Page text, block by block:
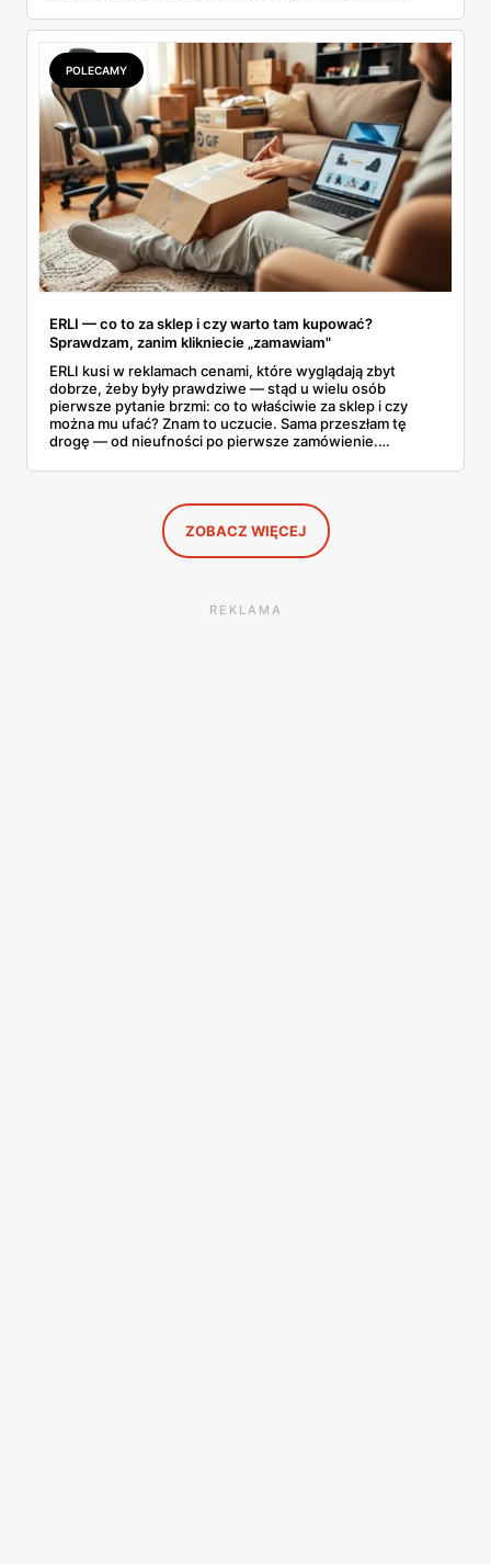
leżaki, grille i baseny. Do tego podpowiadam, jak odróżnić
prawdziwą obniżkę od pozornej.
POLECAMY
ERLI — co to za sklep i czy warto tam kupować?
Sprawdzam, zanim klikniecie „zamawiam"
ERLI kusi w reklamach cenami, które wyglądają zbyt
dobrze, żeby były prawdziwe — stąd u wielu osób
pierwsze pytanie brzmi: co to właściwie za sklep i czy
można mu ufać? Znam to uczucie. Sama przeszłam tę
drogę — od nieufności po pierwsze zamówienie.
mówią kupujący i co ciekawego jest tam teraz w promocji,
wiedzieć przed pierwszym koszykiem.
ZOBACZ WIĘCEJ
REKLAMA